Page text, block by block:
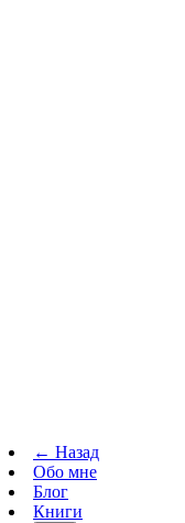
← Назад
Обо мне
Блог
Книги